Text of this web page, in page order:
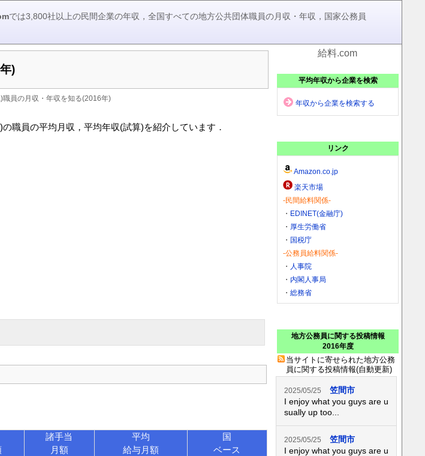
では3,800社以上の民間企業の年収，全国すべての地方公共団体職員の月収・年収，国家公務員
)
職員の月収・年収を知る(2016年)
の職員の平均月収，平均年収(試算)を紹介しています．
諸手当
月額
平均
給与月額
国
ベース
給料.com
平均年収から企業を検索
年収から企業を検索する
リンク
Amazon.co.jp
楽天市場
-民間給料関係-
・ EDINET(金融庁)
・ 厚生労働省
・ 国税庁
-公務員給料関係-
・ 人事院
・ 内閣人事局
・総務省
地方公務員に関する投稿情報
2016年度
当サイトに寄せられた地方公務
員に関する投稿情報(自動更新)
2025/05/25
笠間市
I enjoy what you guys are u
sually up too...
2025/05/25
笠間市
I enjoy what you guys are u